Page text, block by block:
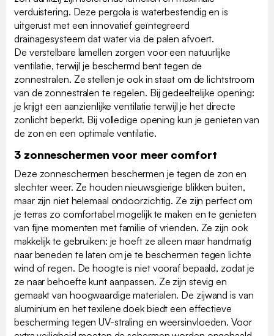
verduistering. Deze pergola is waterbestendig en is
uitgerust met een innovatief geïntegreerd
drainagesysteem dat water via de palen afvoert.
De verstelbare lamellen zorgen voor een natuurlijke
ventilatie, terwijl je beschermd bent tegen de
zonnestralen. Ze stellen je ook in staat om de lichtstroom
van de zonnestralen te regelen. Bij gedeeltelijke opening:
je krijgt een aanzienlijke ventilatie terwijl je het directe
zonlicht beperkt. Bij volledige opening kun je genieten van
de zon en een optimale ventilatie.
3 zonneschermen voor meer comfort
Deze zonneschermen beschermen je tegen de zon en
slechter weer. Ze houden nieuwsgierige blikken buiten,
maar zijn niet helemaal ondoorzichtig. Ze zijn perfect om
je terras zo comfortabel mogelijk te maken en te genieten
van fijne momenten met familie of vrienden. Ze zijn ook
makkelijk te gebruiken: je hoeft ze alleen maar handmatig
naar beneden te laten om je te beschermen tegen lichte
wind of regen. De hoogte is niet vooraf bepaald, zodat je
ze naar behoefte kunt aanpassen. Ze zijn stevig en
gemaakt van hoogwaardige materialen. De zijwand is van
aluminium en het texilene doek biedt een effectieve
bescherming tegen UV-straling en weersinvloeden. Voor